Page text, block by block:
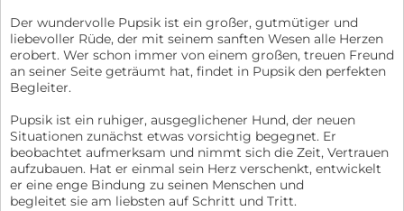
Der wundervolle Pupsik ist ein großer, gutmütiger und
liebevoller Rüde, der mit seinem sanften Wesen alle Herzen
erobert. Wer schon immer von einem großen, treuen Freund
an seiner Seite geträumt hat, findet in Pupsik den perfekten
Begleiter.
Pupsik ist ein ruhiger, ausgeglichener Hund, der neuen
Situationen zunächst etwas vorsichtig begegnet. Er
beobachtet aufmerksam und nimmt sich die Zeit, Vertrauen
aufzubauen. Hat er einmal sein Herz verschenkt, entwickelt
er eine enge Bindung zu seinen Menschen und
begleitet sie am liebsten auf Schritt und Tritt.